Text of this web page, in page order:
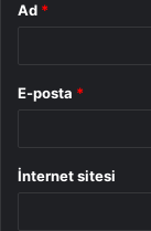
Ad *
E-posta *
İnternet sitesi